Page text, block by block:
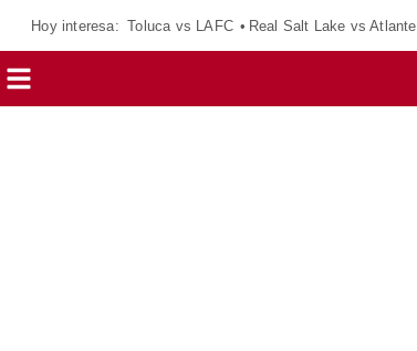
Hoy interesa: Toluca vs LAFC Real Salt Lake vs Atlante